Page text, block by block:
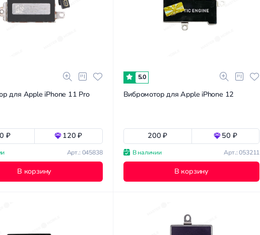
для Apple iPhone 11 Pro
₽ 120 ₽
Арт.: 045838
В корзину
5.0
Вибромотор для Apple iPhone 12
200 ₽ 50 ₽
В наличии Арт.: 053211
В корзину